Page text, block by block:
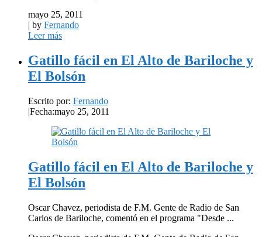
mayo 25, 2011
| by Fernando
Leer más
Gatillo fácil en El Alto de Bariloche y
El Bolsón
Escrito por: Fernando
|Fecha:mayo 25, 2011
Gatillo fácil en El Alto de Bariloche y
El Bolsón
Oscar Chavez, periodista de F.M. Gente de Radio de San
Carlos de Bariloche, comentó en el programa "Desde ...